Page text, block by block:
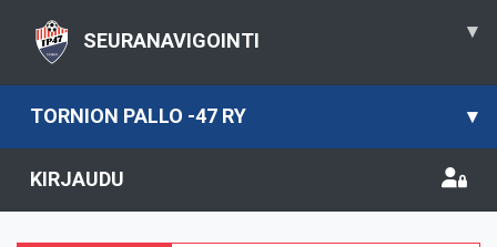
SEURANAVIGOINTI ▾
TORNION PALLO -47 RY ▾
KIRJAUDU